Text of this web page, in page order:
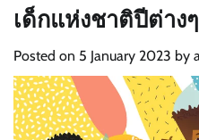
เด็กแห่งชาติปีต่างๆ
Posted on 5 January 2023 by